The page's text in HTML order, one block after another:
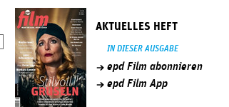
AKTUELLES HEFT
IN DIESER AUSGABE
epd Film abonnieren
epd Film App